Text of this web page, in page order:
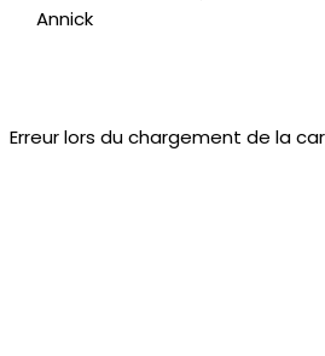
Erreur lors du chargement de la
Annick